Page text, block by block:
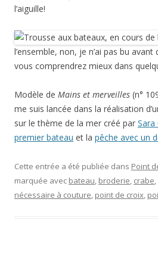
Cette entrée a été publiée dans
nécessaire à couture,point de croix ,
Vous en reprendrez
3 réponses
Il vous reste encore une petite place
Maryse partage avec vous son menu
convenir pour d’autres occasions! Les